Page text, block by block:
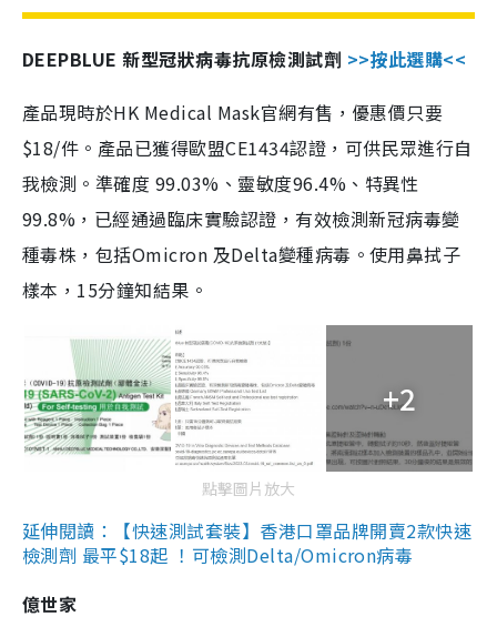
DEEPBLUE 新型冠狀病毒抗原檢測試劑 >>按此選購<<
產品現時於HK Medical Mask官網有售，優惠價只要
$18/件。產品已獲得歐盟CE1434認證，可供民眾進行自
我檢測。準確度 99.03%、靈敏度96.4%、特異性
99.8%，已經通過臨床實驗認證，有效檢測新冠病毒變
種毒株，包括Omicron 及Delta變種病毒。使用鼻拭子
樣本，15分鐘知結果。
+2
點擊圖片放大
延伸閱讀：【快速測試套裝】香港口罩品牌開賣2款快速
檢測劑 最平$18起 ！可檢測Delta/Omicron病毒
億世家